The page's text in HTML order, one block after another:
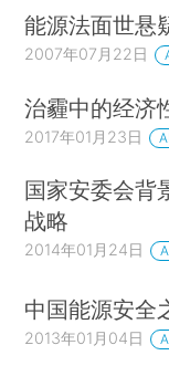
能源法面世悬
2007年07月22日
治霾中的经济
2017年01月23日
国家安委会背
战略
2014年01月24日
中国能源安全
2013年01月04日